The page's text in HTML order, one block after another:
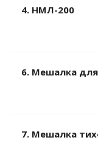
4. НМЛ-200
6. Мешалка
7. Мешалка